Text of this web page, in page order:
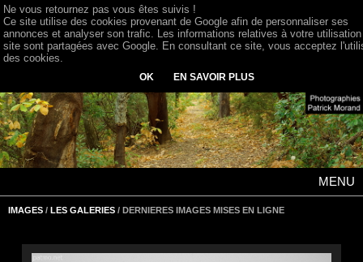
MENU
IMAGES / LES GALERIES / DERNIERES IMAGES MISES EN LIGNE
Ne vous retournez pas vous êtes suivis !
Ce site utilise des cookies provenant de Google afin de personnaliser ses
annonces et analyser son trafic. Les informations relatives à votre
site sont partagées avec Google. En consultant ce site, vous acceptez
des cookies.
OK EN SAVOIR PLUS